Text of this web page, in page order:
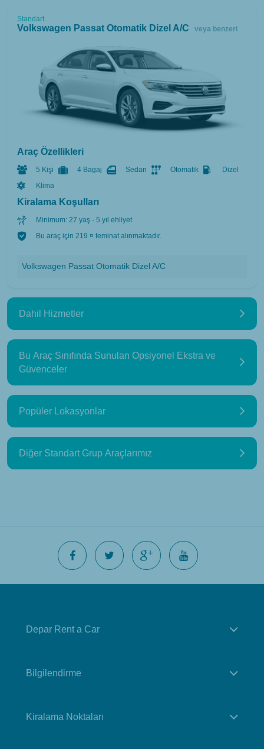
Standart
Volkswagen Passat Otomatik Dizel A/C veya benzeri
Araç Özellikleri
5 Kişi 4 Bagaj Sedan Otomatik
Dizel
Klima
Kiralama Koşulları
Minimum: 27 yaş - 5 yıl ehliyet
Bu araç için 219 ¤ teminat alınmaktadır.
Volkswagen Passat Otomatik Dizel A/C
Dahil Hizmetler
Bu Araç Sınıfında Sunulan Opsiyonel Ekstra ve
Güvenceler
Popüler Lokasyonlar
Diğer Standart Grup Araçlarımız
Depar Rent a Car
Bilgilendirme
Kiralama Noktaları